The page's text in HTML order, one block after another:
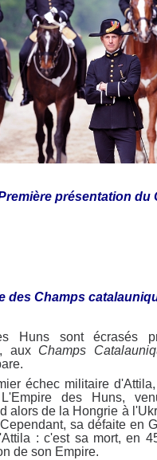
présentation du
des Champs
Huns sont écrasés
aux Champs
échec militaire
des Huns,
alors de la Hongrie à
sa défaite en
: c'est sa mort, en
de son Empire.